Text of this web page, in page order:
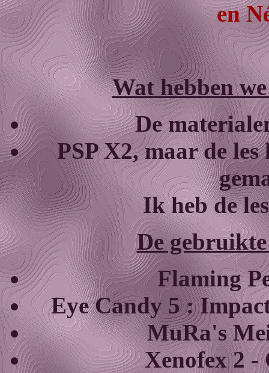
en
Wat hebben
De
PSP X2, maar de
Ik heb de
De
Flaming
Eye Candy 5 :
MuRa's
Xenofex 2